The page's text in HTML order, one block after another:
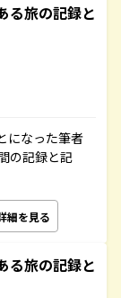
旅の記録と
になった筆者
の記録と記
細を見る
旅の記録と